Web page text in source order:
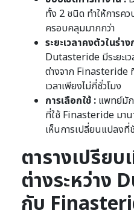
ทั้ง 2 ชนิด ทำให้การค
ครอบคลุมมากกว่า
ระยะเวลาคงตัวในร่
Dutasteride มีระยะเ
ต่างจาก Finasteride
เวลาเพียงไม่กี่ชั่วโมง
การเลือกใช้ : แพทย์มั
ที่ใช้ Finasteride มาน
เห็นการเปลี่ยนแปลงที่
ตารางเปรีย
ต่างระหว่าง
กับ